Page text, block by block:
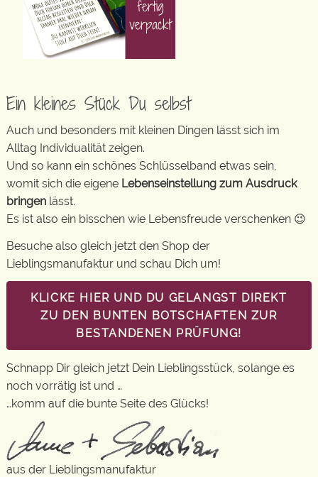
Ein kleines Stück Du selbst
Auch und besonders mit kleinen Dingen lässt sich im
Alltag Individualität zeigen.
Und so kann ein schönes Schlüsselband etwas sein,
womit sich die eigene Lebenseinstellung zum Ausdruck
bringen lässt.
Es ist also ein bisschen wie Lebensfreude verschenken 😉
Besuche also gleich jetzt den Shop der
Lieblingsmanufaktur und schau Dich um!
KLICKE HIER UND DU GELANGST DIREKT
ZU DEN BUNTEN BOTSCHAFTEN ZUR
BESTANDENEN PRÜFUNG!
Schnapp Dir gleich jetzt Dein Lieblingsstück, solange es
noch vorrätig ist und …
…komm auf die bunte Seite des Glücks!
aus der Lieblingsmanufaktur